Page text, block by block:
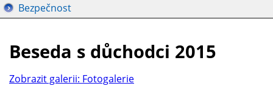
Bezpečnost
Beseda s důchodci 2015
Zobrazit galerii: Fotogalerie